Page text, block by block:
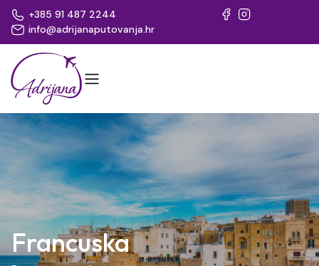
+385 91 487 2244
info@adrijanaputovanja.hr
Francuska